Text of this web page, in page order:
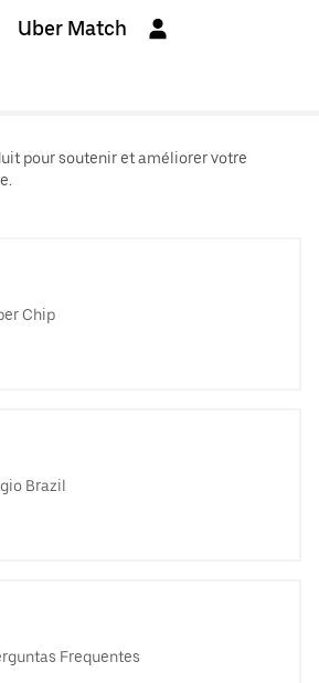
Uber Match
pour soutenir et améliorer votre
Chip
Brazil
Frequentes